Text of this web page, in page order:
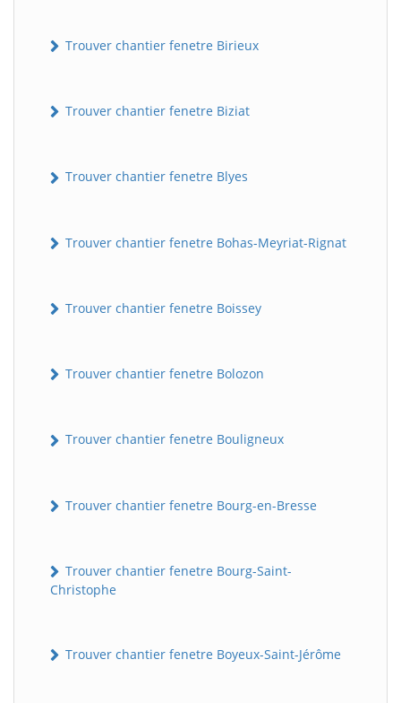
Trouver chantier fenetre Birieux
Trouver chantier fenetre Biziat
Trouver chantier fenetre Blyes
Trouver chantier fenetre Bohas-Meyriat-Rignat
Trouver chantier fenetre Boissey
Trouver chantier fenetre Bolozon
Trouver chantier fenetre Bouligneux
Trouver chantier fenetre Bourg-en-Bresse
Trouver chantier fenetre Bourg-Saint-
Christophe
Trouver chantier fenetre Boyeux-Saint-Jérôme